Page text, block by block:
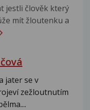
jestli člověk který
mít žloutenku a
jater se v
zežloutnutím